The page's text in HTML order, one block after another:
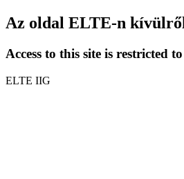
Az oldal ELTE-n
Access to this site is restricted
ELTE IIG